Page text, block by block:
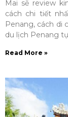
Mai sẽ review
cách chi tiết
Penang, cách di
du lịch Penang
Read More »